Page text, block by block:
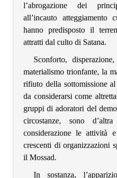
l’abrogazione dei
all’incauto
hanno predisposto il
attratti dal culto di Satana.
Sconforto,
materialismo trionfante, la
rifiuto della sottomissione
da considerarsi come
gruppi di adoratori del
circostanze, sono
considerazione le attività
crescenti di organizzazioni
il Mossad.
In sostanza,